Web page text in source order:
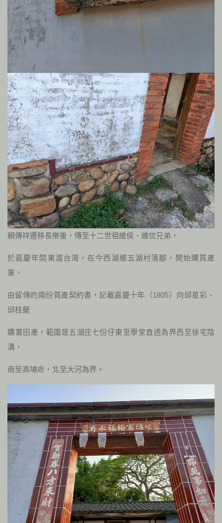
賴傳祥遷移長樂後，傳至十二世祖維侯、維信兄弟，
於嘉慶年間東渡台灣，在今西湖鄉五湖村落腳，開始購買產
業，
由留傳的兩份買產契約書，記載嘉慶十年（1805）向邱星彩、
邱桂蘭
購置田產，範圍是五湖庄七份仔東至學堂直透為界西至徐宅陰
溝，
南至高埔崁，北至大河為界。